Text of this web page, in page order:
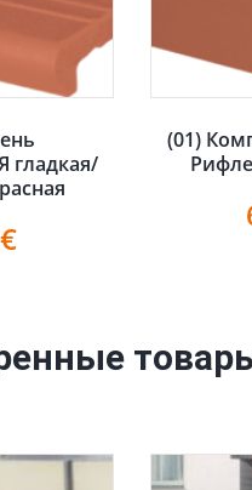
€
(01)